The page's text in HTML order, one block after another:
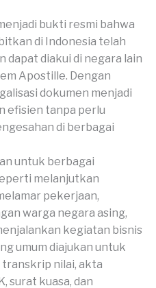
bukti resmi bahwa
di Indonesia telah
dapat diakui di negara lain
Apostille. Dengan
dokumen menjadi
efisien tanpa perlu
di berbagai
untuk berbagai
melanjutkan
pekerjaan,
warga negara asing,
kegiatan bisnis
umum diajukan untuk
transkrip nilai, akta
surat kuasa, dan